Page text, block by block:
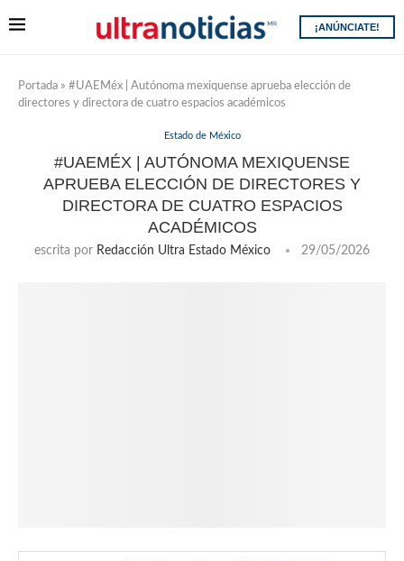
¡ANÚNCIATE!
Portada » #UAEMéx | Autónoma mexiquense aprueba elección de
directores y directora de cuatro espacios académicos
Estado de México
#UAEMÉX | AUTÓNOMA MEXIQUENSE
APRUEBA ELECCIÓN DE DIRECTORES Y
DIRECTORA DE CUATRO ESPACIOS
ACADÉMICOS
escrita por Redacción Ultra Estado México 29/05/2026